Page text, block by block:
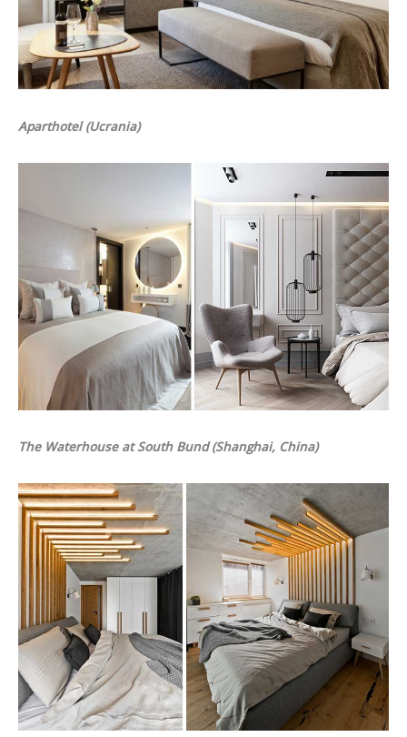
Aparthotel (Ucrania)
The Waterhouse at South Bund (Shanghai, China)